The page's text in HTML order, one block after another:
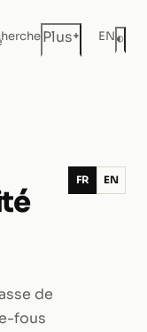
Plus+ EN◐
de
fous
FR EN